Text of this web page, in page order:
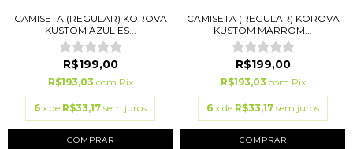
CAMISETA (REGULAR) KOROVA
KUSTOM AZUL ES...
R$199,00
R$193,03 com Pix
6 x de R$33,17 sem juros
COMPRAR
CAMISETA (REGULAR) KOROVA
KUSTOM MARROM...
R$199,00
R$193,03 com Pix
6 x de R$33,17 sem juros
COMPRAR